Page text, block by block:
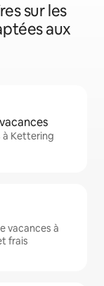
sur les
aux
à Kettering
vacances à
frais